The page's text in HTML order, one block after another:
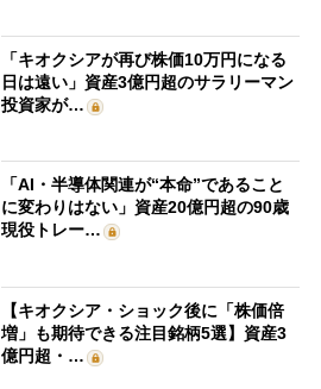
「キオクシアが再び株価10万円になる
日は遠い」資産3億円超のサラリーマン
投資家が…
「AI・半導体関連が“本命”であること
に変わりはない」資産20億円超の90歳
現役トレー…
【キオクシア・ショック後に「株価倍
増」も期待できる注目銘柄5選】資産3
億円超・…